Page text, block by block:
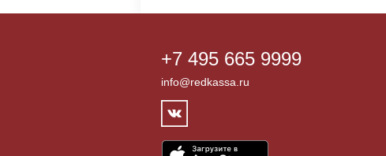
+7 495 665 9999
info@redkassa.ru